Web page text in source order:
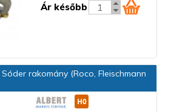
Ár később
rakomány (Roco, Fleischmann